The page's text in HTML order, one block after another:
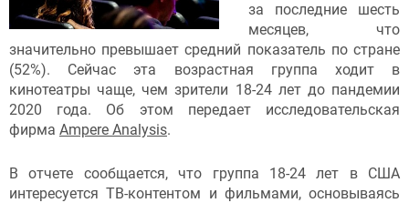
за последние шесть
месяцев, что
значительно превышает средний показатель по стране
(52%). Сейчас эта возрастная группа ходит в
кинотеатры чаще, чем зрители 18-24 лет до пандемии
2020 года. Об этом передает исследовательская
фирма Ampere Analysis.
В отчете сообщается, что группа 18-24 лет в США
интересуется ТВ-контентом и фильмами, основываясь